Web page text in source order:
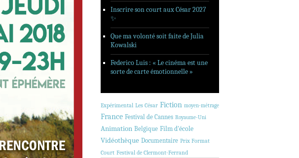
Inscrire son court aux César 2027
✨
Que ma volonté soit faite de Julia
Kowalski
Federico Luis : « Le cinéma est une
sorte de carte émotionnelle »
Expérimental Les César Fiction moyen-métrage
France Festival de Cannes Royaume-Uni
Animation Belgique Film d'école
Vidéothèque Documentaire Prix Format
Court Festival de Clermont-Ferrand